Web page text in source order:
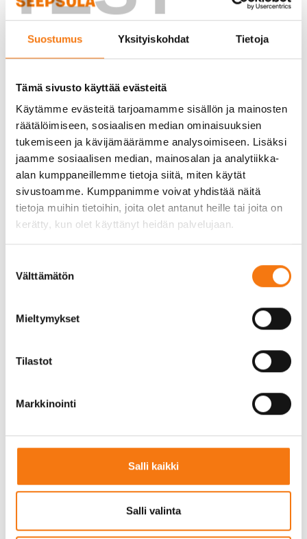
Suostumus Yksityiskohdat Tietoja
Tämä sivusto käyttää evästeitä
Käytämme evästeitä tarjoamamme sisällön ja mainosten
räätälöimiseen, sosiaalisen median ominaisuuksien
tukemiseen ja kävijämäärämme analysoimiseen. Lisäksi
jaamme sosiaalisen median, mainosalan ja analytiikka-
alan kumppaneillemme tietoja siitä, miten käytät
sivustoamme. Kumppanimme voivat yhdistää näitä
tietoja muihin tietoihin, joita olet antanut heille tai joita on
kerätty, kun olet käyttänyt heidän palvelujaan.
valinta
Välttämätön
Mieltymykset
Tilastot
Markkinointi
Salli kaikki
Salli valinta
valinta esimerkiksi perustusten täyttöön,
salaojituksiin ja muihin kohteisiin, joissa
varmistavat, että saat juuri oikeanlaisen
Käyttämällä meidän toimittamaamme
kapillaarikatkosepeliä voit olla varma, että
rakennuksesi perustukset ovat suojassa
kosteudelta. Tämä ei ainoastaan lisää rakennuksen
elinkaarta, vaan myös vähentää tarvetta tuleville
korjaustöille. Meiltä saat kapillaarikatkosepelin
nopeasti ja vaivattomasti, jotta voit keskittyä
olennaiseen – rakentamiseen.
Laadunvalvonta ja
mahdollista laatua. Me Seepsulassa valvomme
kapillaarikatkosepelimme on CE-merkitty, mikä
osapuolen laadunvalvonta varmistaa, että saat aina
tasalaatuista ja luotettavaa kiviainesta.
laatu. Ymmärrämme, että rakennusprojekteissa
aikataulut ovat tiukkoja ja materiaalien on oltava
perillä oikeaan aikaan. Siksi olemme sitoutuneet